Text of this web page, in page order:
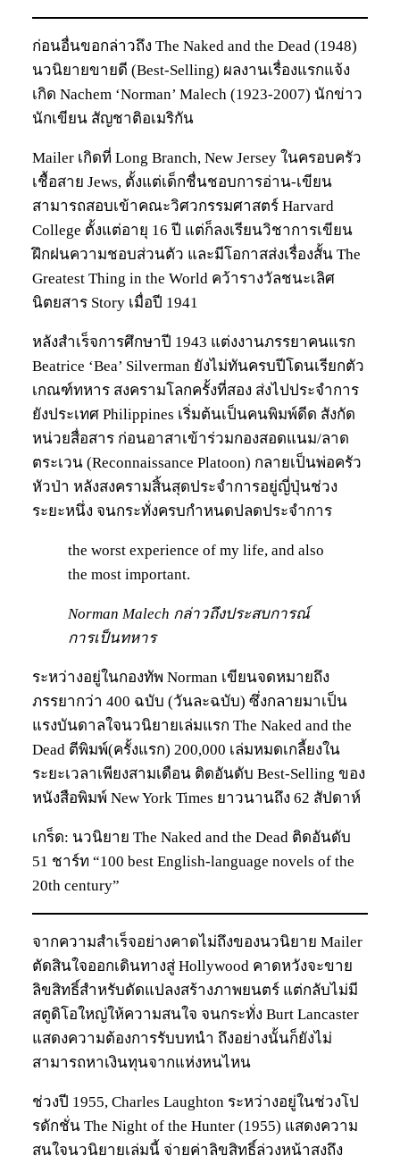
ก่อนอื่นขอกล่าวถึง The Naked and the Dead (1948)
นวนิยายขายดี (Best-Selling) ผลงานเรื่องแรกแจ้ง
เกิด Nachem ‘Norman’ Malech (1923-2007) นักข่าว
นักเขียน สัญชาติอเมริกัน
Mailer เกิดที่ Long Branch, New Jersey ในครอบครัว
เชื้อสาย Jews, ตั้งแต่เด็กชื่นชอบการอ่าน-เขียน
สามารถสอบเข้าคณะวิศวกรรมศาสตร์ Harvard
College ตั้งแต่อายุ 16 ปี แต่ก็ลงเรียนวิชาการเขียน
ฝึกฝนความชอบส่วนตัว และมีโอกาสส่งเรื่องสั้น The
Greatest Thing in the World คว้ารางวัลชนะเลิศ
นิตยสาร Story เมื่อปี 1941
หลังสำเร็จการศึกษาปี 1943 แต่งงานภรรยาคนแรก
Beatrice ‘Bea’ Silverman ยังไม่ทันครบปีโดนเรียกตัว
เกณฑ์ทหาร สงครามโลกครั้งที่สอง ส่งไปประจำการ
ยังประเทศ Philippines เริ่มต้นเป็นคนพิมพ์ดีด สังกัด
หน่วยสื่อสาร ก่อนอาสาเข้าร่วมกองสอดแนม/ลาด
ตระเวน (Reconnaissance Platoon) กลายเป็นพ่อครัว
หัวป่า หลังสงครามสิ้นสุดประจำการอยู่ญี่ปุ่นช่วง
ระยะหนึ่ง จนกระทั่งครบกำหนดปลดประจำการ
the worst experience of my life, and also
the most important.
Norman Malech กล่าวถึงประสบการณ์
การเป็นทหาร
ระหว่างอยู่ในกองทัพ Norman เขียนจดหมายถึง
ภรรยากว่า 400 ฉบับ (วันละฉบับ) ซึ่งกลายมาเป็น
แรงบันดาลใจนวนิยายเล่มแรก The Naked and the
Dead ตีพิมพ์(ครั้งแรก) 200,000 เล่มหมดเกลี้ยงใน
ระยะเวลาเพียงสามเดือน ติดอันดับ Best-Selling ของ
หนังสือพิมพ์ New York Times ยาวนานถึง 62 สัปดาห์
เกร็ด: นวนิยาย The Naked and the Dead ติดอันดับ
51 ชาร์ท “100 best English-language novels of the
20th century”
จากความสำเร็จอย่างคาดไม่ถึงของนวนิยาย Mailer
ตัดสินใจออกเดินทางสู่ Hollywood คาดหวังจะขาย
ลิขสิทธิ์สำหรับดัดแปลงสร้างภาพยนตร์ แต่กลับไม่มี
สตูดิโอใหญ่ให้ความสนใจ จนกระทั่ง Burt Lancaster
แสดงความต้องการรับบทนำ ถึงอย่างนั้นก็ยังไม่
สามารถหาเงินทุนจากแห่งหนไหน
ช่วงปี 1955, Charles Laughton ระหว่างอยู่ในช่วงโป
รดักชั่น The Night of the Hunter (1955) แสดงความ
สนใจนวนิยายเล่มนี้ จ่ายค่าลิขสิทธิ์ล่วงหน้าสูงถึง